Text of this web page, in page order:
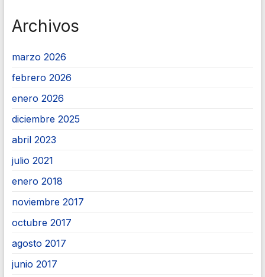
Archivos
marzo 2026
febrero 2026
enero 2026
diciembre 2025
abril 2023
julio 2021
enero 2018
noviembre 2017
octubre 2017
agosto 2017
junio 2017